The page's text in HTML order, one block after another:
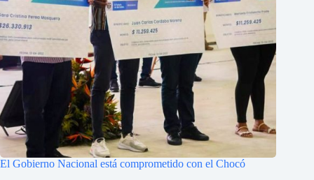
El Gobierno Nacional está comprometido con el Chocó